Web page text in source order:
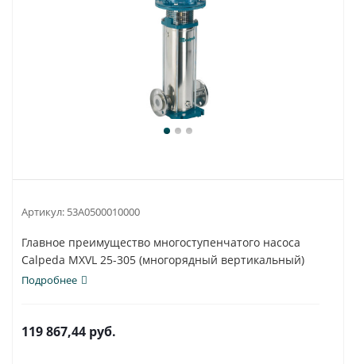
Артикул: 53A0500010000
Главное преимущество многоступенчатого насоса
Calpeda MXVL 25-305 (многорядный вертикальный)
-...
Подробнее
119 867,44 руб.